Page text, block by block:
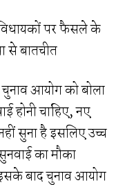
आयोग को बोला
होनी चाहिए, नए
सुना है इसलिए उच्च
का मौका
बाद चुनाव आयोग